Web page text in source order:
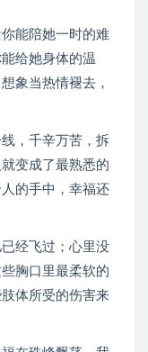
能陪她一时的难
给她身体的温
象当热情褪去，
，千辛万苦，拆
变成了最熟悉的
的手中，幸福还
经飞过；心里没
胸口里最柔软的
体所受的伤害来